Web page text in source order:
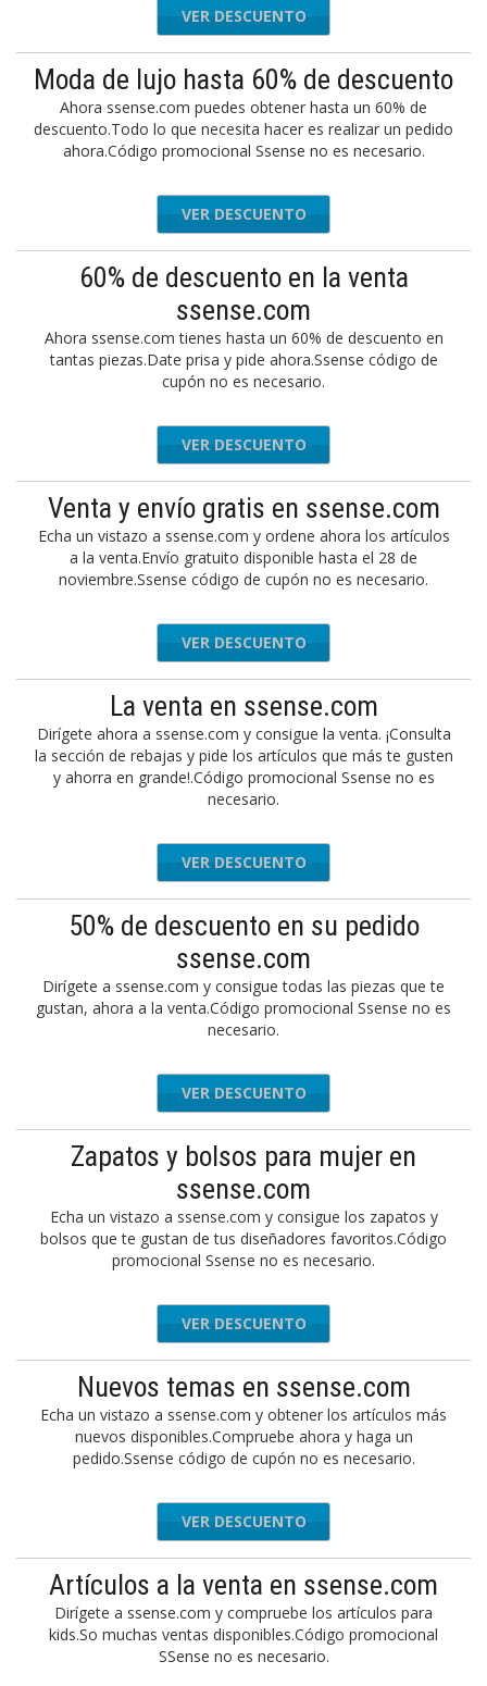
VER DESCUENTO
Moda de lujo hasta 60% de descuento
Ahora ssense.com puedes obtener hasta un 60% de
descuento.Todo lo que necesita hacer es realizar un pedido
ahora.Código promocional Ssense no es necesario.
VER DESCUENTO
60% de descuento en la venta
ssense.com
Ahora ssense.com tienes hasta un 60% de descuento en
tantas piezas.Date prisa y pide ahora.Ssense código de
cupón no es necesario.
VER DESCUENTO
Venta y envío gratis en ssense.com
Echa un vistazo a ssense.com y ordene ahora los artículos
a la venta.Envío gratuito disponible hasta el 28 de
noviembre.Ssense código de cupón no es necesario.
VER DESCUENTO
La venta en ssense.com
Dirígete ahora a ssense.com y consigue la venta. ¡Consulta
la sección de rebajas y pide los artículos que más te gusten
y ahorra en grande!.Código promocional Ssense no es
necesario.
VER DESCUENTO
50% de descuento en su pedido
ssense.com
Dirígete a ssense.com y consigue todas las piezas que te
gustan, ahora a la venta.Código promocional Ssense no es
necesario.
VER DESCUENTO
Zapatos y bolsos para mujer en
ssense.com
Echa un vistazo a ssense.com y consigue los zapatos y
bolsos que te gustan de tus diseñadores favoritos.Código
promocional Ssense no es necesario.
VER DESCUENTO
Nuevos temas en ssense.com
Echa un vistazo a ssense.com y obtener los artículos más
nuevos disponibles.Compruebe ahora y haga un
pedido.Ssense código de cupón no es necesario.
VER DESCUENTO
Artículos a la venta en ssense.com
Dirígete a ssense.com y compruebe los artículos para
kids.So muchas ventas disponibles.Código promocional
SSense no es necesario.